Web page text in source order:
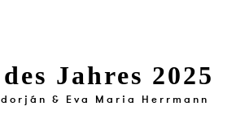
PUBLISHING
Jahres 2025
& Eva Maria Herrmann